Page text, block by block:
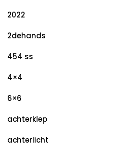
2022
2dehands
454 ss
4×4
6×6
achterklep
achterlicht